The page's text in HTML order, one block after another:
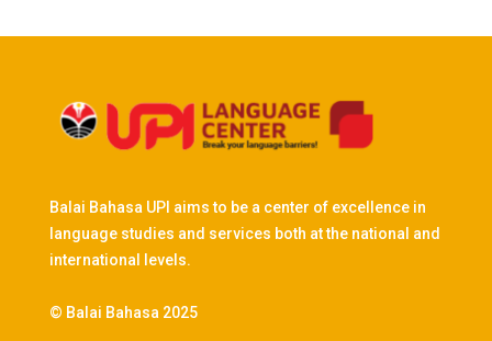
Balai Bahasa UPI aims to be a center of excellence in
language studies and services both at the national and
international levels.
© Balai Bahasa 2025